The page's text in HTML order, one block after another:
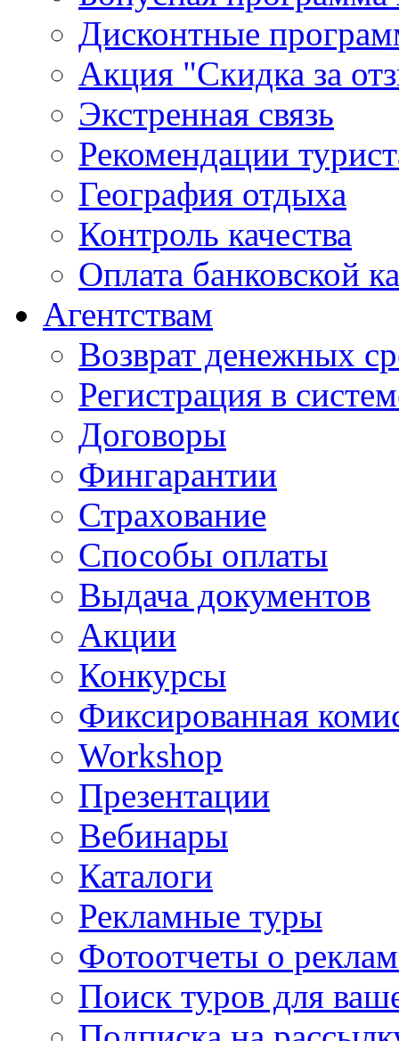
Дисконтные
Акция "Скидка за
Экстренная связь
Рекомендации
География отдыха
Контроль качества
Оплата банковской
Агентствам
Возврат денежных
Регистрация в
Договоры
Фингарантии
Страхование
Способы оплаты
Выдача документов
Акции
Конкурсы
Фиксированная
Workshop
Презентации
Вебинары
Каталоги
Рекламные туры
Фотоотчеты о
Поиск туров для